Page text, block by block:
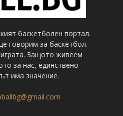
баскетболен портал.
говорим за баскетбол.
Защото живеем
за нас, единствено
има значение.